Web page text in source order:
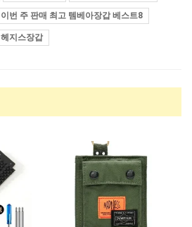
이번 주 판매 최고 템베아장갑 베스트8
헤지스장갑